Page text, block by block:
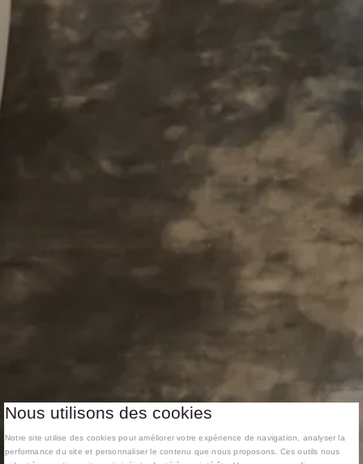
Nous utilisons des cookies
Notre site utilise des cookies pour améliorer votre expérience de navigation, analyser la
performance du site et personnaliser le contenu que nous proposons. Ces outils nous